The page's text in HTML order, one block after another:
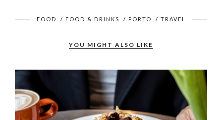
FOOD / FOOD & DRINKS / PORTO / TRAVEL
YOU MIGHT ALSO LIKE